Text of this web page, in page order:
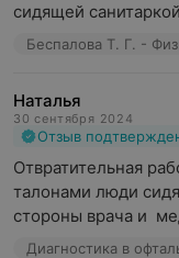
сидящей
Беспалова Т. Г. -
Наталья
30 сентября 2024
Отзыв
Отвратительная
талонами люди
стороны врача и
Диагностика в